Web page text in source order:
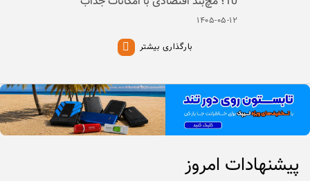
۱۴۰۵-۰۵-۱۲
بارگذاری بیشتر
پیشنهادات امروز